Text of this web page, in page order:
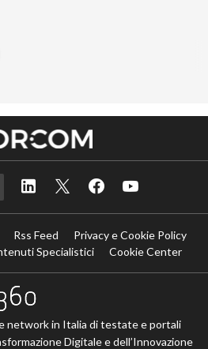
Rss Feed
Privacy e Cookie Policy
Specialistici
Cookie Center
network in Italia di testate e portali
Digitale e dell’Innovazione